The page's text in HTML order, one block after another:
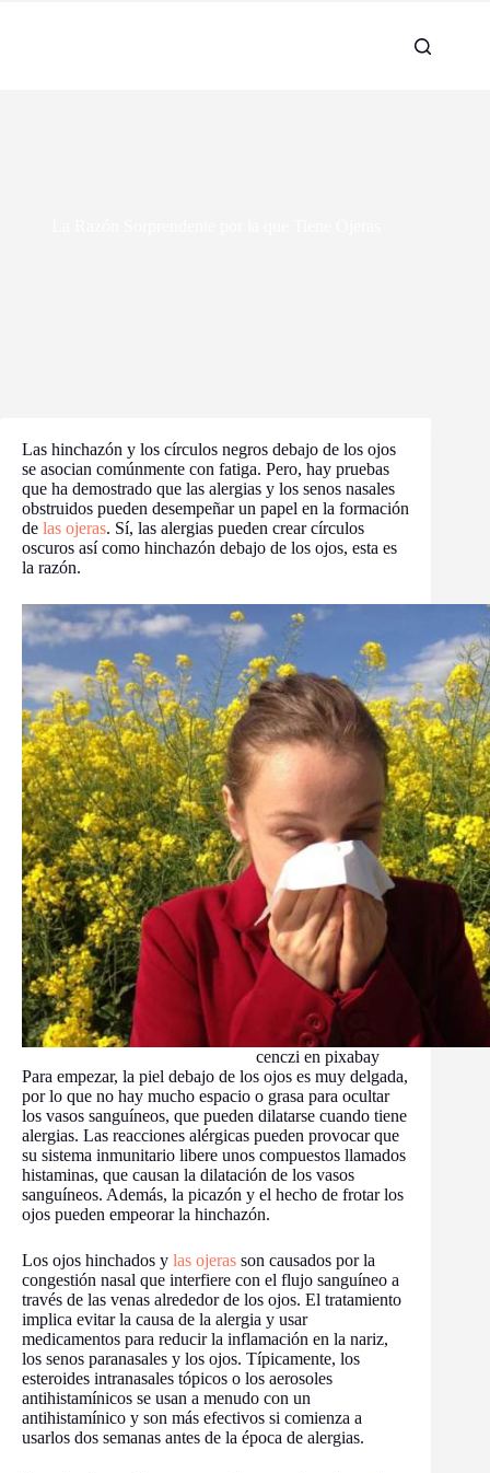
Las hinchazón y los círculos negros debajo de los ojos
se asocian comúnmente con fatiga. Pero, hay pruebas
que ha demostrado que las alergias y los senos nasales
obstruidos pueden desempeñar un papel en la formación
de las ojeras. Sí, las alergias pueden crear círculos
oscuros así como hinchazón debajo de los ojos, esta es
la razón.
cenczi en pixabay
Para empezar, la piel debajo de los ojos es muy delgada,
por lo que no hay mucho espacio o grasa para ocultar
los vasos sanguíneos, que pueden dilatarse cuando tiene
alergias. Las reacciones alérgicas pueden provocar que
su sistema inmunitario libere unos compuestos llamados
histaminas, que causan la dilatación de los vasos
sanguíneos. Además, la picazón y el hecho de frotar los
ojos pueden empeorar la hinchazón.
Los ojos hinchados y las ojeras son causados ​​por la
congestión nasal que interfiere con el flujo sanguíneo a
través de las venas alrededor de los ojos. El tratamiento
implica evitar la causa de la alergia y usar
medicamentos para reducir la inflamación en la nariz,
los senos paranasales y los ojos. Típicamente, los
esteroides intranasales tópicos o los aerosoles
antihistamínicos se usan a menudo con un
antihistamínico y son más efectivos si comienza a
usarlos dos semanas antes de la época de alergias.